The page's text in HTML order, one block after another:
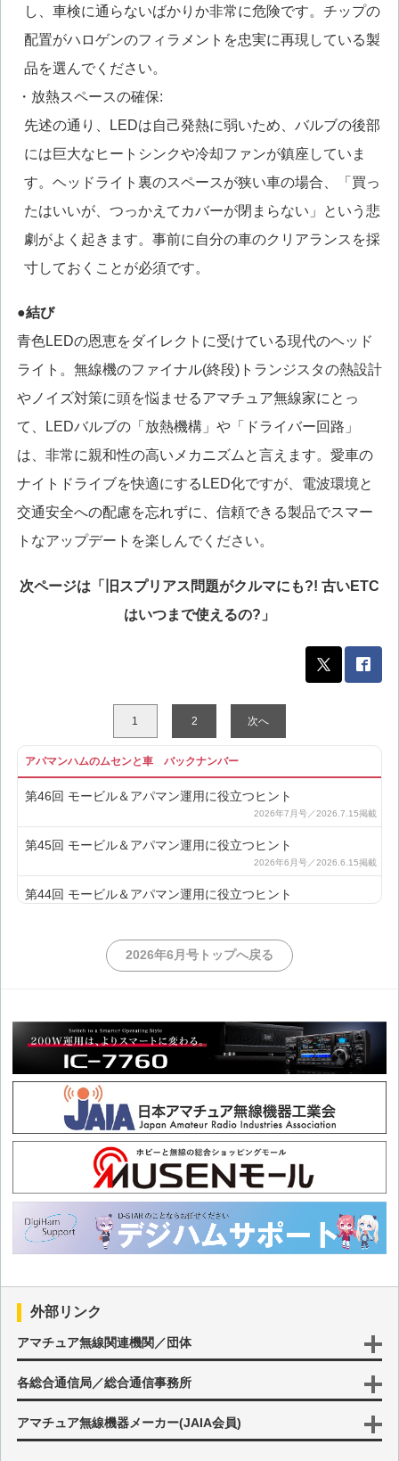
し、車検に通らないばかりか非常に危険です。チップの
配置がハロゲンのフィラメントを忠実に再現している製
品を選んでください。
・放熱スペースの確保:
先述の通り、LEDは自己発熱に弱いため、バルブの後部
には巨大なヒートシンクや冷却ファンが鎮座していま
す。ヘッドライト裏のスペースが狭い車の場合、「買っ
たはいいが、つっかえてカバーが閉まらない」という悲
劇がよく起きます。事前に自分の車のクリアランスを採
寸しておくことが必須です。
●結び
青色LEDの恩恵をダイレクトに受けている現代のヘッド
ライト。無線機のファイナル(終段)トランジスタの熱設計
やノイズ対策に頭を悩ませるアマチュア無線家にとっ
て、LEDバルブの「放熱機構」や「ドライバー回路」
は、非常に親和性の高いメカニズムと言えます。愛車の
ナイトドライブを快適にするLED化ですが、電波環境と
交通安全への配慮を忘れずに、信頼できる製品でスマー
トなアップデートを楽しんでください。
次ページは「旧スプリアス問題がクルマにも?! 古いETC
はいつまで使えるの?」
1 2 次へ
アパマンハムのムセンと車 バックナンバー
第46回 モービル＆アパマン運用に役立つヒント
第45回 モービル＆アパマン運用に役立つヒント
第44回 モービル＆アパマン運用に役立つヒント
第43回 モービル＆アパマン運用に役立つヒント
第41回 モービル＆アパマン運用に役立つヒント
第40回 モービル＆アパマン運用に役立つヒント
第39回 モービル＆アパマン運用に役立つヒント
第38回 モービル＆アパマン運用に役立つヒント
第37回 モービル＆アパマン運用に役立つヒント
第36回 モービル＆アパマン運用に役立つヒント
第35回 モービル＆アパマン運用に役立つヒント
第34回 モービル＆アパマン運用に役立つヒント
2026年6月号トップへ戻る
外部リンク
アマチュア無線関連機関／団体
各総合通信局／総合通信事務所
アマチュア無線機器メーカー(JAIA会員)